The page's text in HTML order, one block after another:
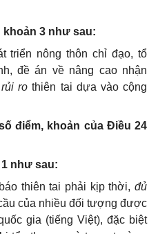
khoản 3 như sau:
triển nông thôn chỉ đạo, tổ
đề án về nâng cao nhận
rủi rothiên tai dựa vào cộng
điểm, khoản của Điều 24
như sau:
thiên tai phải kịp thời,đủ
của nhiều đối tượng được
gia (tiếng Việt), đặc biệt